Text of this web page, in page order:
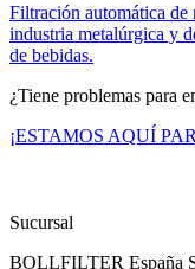
Filtración automática de
industria metalúrgica y
de bebidas.
¿Tiene problemas para
¡ESTAMOS AQUÍ
Sucursal
BOLLFILTER España